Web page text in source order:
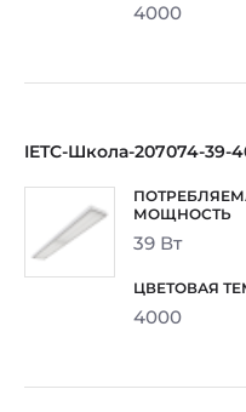
4000
IETC-Школа-207074-39-
39 Вт
4000